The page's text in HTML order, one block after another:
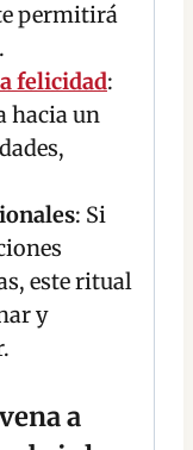
permitirá
felicidad:
hacia un
: Si
este ritual
y
a